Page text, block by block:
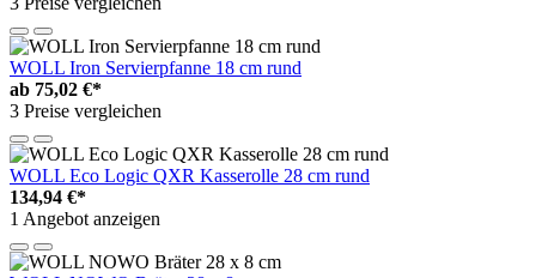
WOLL Iron Servierpfanne 18 cm rund
ab 75,02 €*
3 Preise vergleichen
WOLL Eco Logic QXR Kasserolle 28 cm rund
134,94 €*
1 Angebot anzeigen